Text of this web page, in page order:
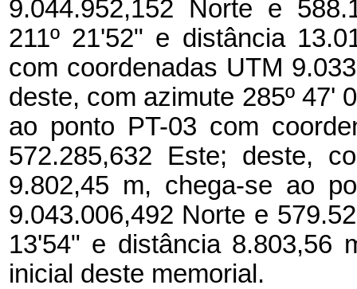
9.044.952,152 Norte e
211º 21'52" e distância
com coordenadas UTM
deste, com azimute 285º 47'
ao ponto PT-03 com
572.285,632 Este; deste,
9.802,45 m, chega-se ao
9.043.006,492 Norte e
13'54" e distância 8.803,56
inicial deste memorial.